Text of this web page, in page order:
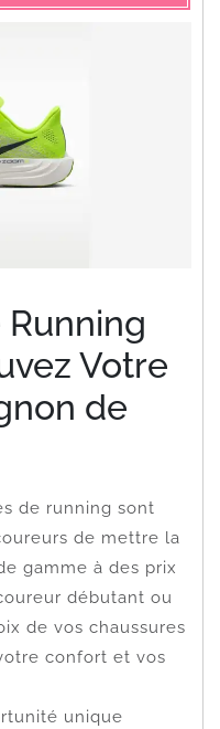
Votre
de
de running sont
de mettre la
gamme à des prix
débutant ou
de vos chaussures
confort et vos
unique